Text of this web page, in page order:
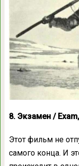
8. Экзамен /
Этот фильм не
самого конца. И